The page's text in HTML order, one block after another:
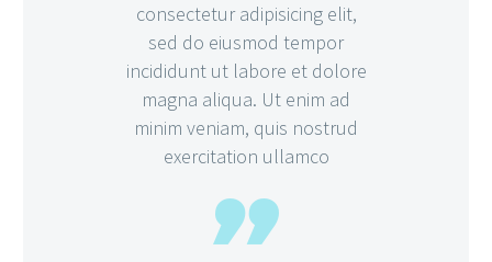
consectetur adipisicing elit,
sed do eiusmod tempor
incididunt ut labore et dolore
magna aliqua. Ut enim ad
minim veniam, quis nostrud
exercitation ullamco